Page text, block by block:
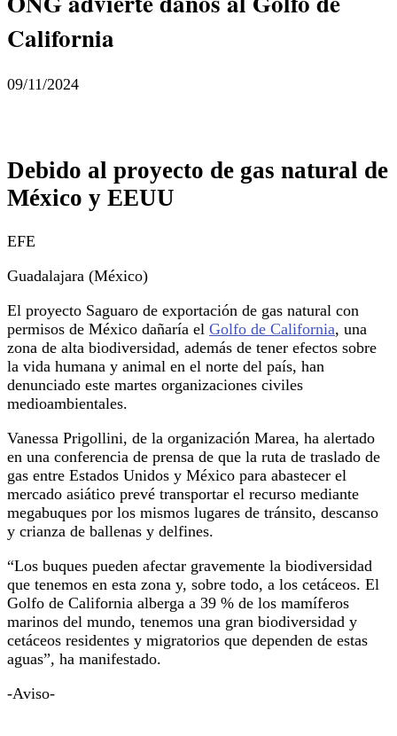
California
09/11/2024
Debido al proyecto de gas natural de
México y EEUU
EFE
Guadalajara (México)
El proyecto Saguaro de exportación de gas natural con
permisos de México dañaría el Golfo de California, una
zona de alta biodiversidad, además de tener efectos sobre
la vida humana y animal en el norte del país, han
denunciado este martes organizaciones civiles
medioambientales.
Vanessa Prigollini, de la organización Marea, ha alertado
en una conferencia de prensa de que la ruta de traslado de
gas entre Estados Unidos y México para abastecer el
mercado asiático prevé transportar el recurso mediante
megabuques por los mismos lugares de tránsito, descanso
y crianza de ballenas y delfines.
“Los buques pueden afectar gravemente la biodiversidad
que tenemos en esta zona y, sobre todo, a los cetáceos. El
Golfo de California alberga a 39 % de los mamíferos
marinos del mundo, tenemos una gran biodiversidad y
cetáceos residentes y migratorios que dependen de estas
aguas”, ha manifestado.
-Aviso-